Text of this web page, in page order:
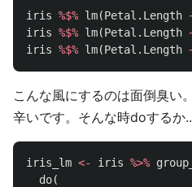
iris %$% lm(Petal.Length
iris %$% lm(Petal.Length
iris %$% lm(Petal.Length
こんな風にするのは面倒臭い
辛いです。そんな時doするか
iris_lm <- iris %>%
do(